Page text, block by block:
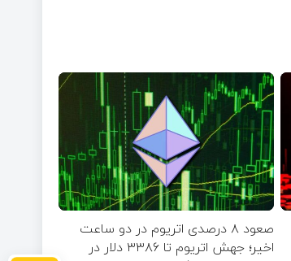
صعود ۸ درصدی اتریوم در دو ساعت
اخیر؛ جهش اتریوم تا ۳۳۸۶ دلار در